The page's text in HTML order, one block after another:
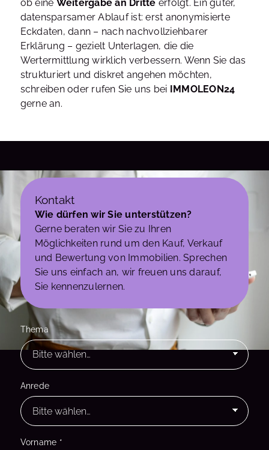
ob eine Weitergabe an Dritte erfolgt. Ein guter,
datensparsamer Ablauf ist: erst anonymisierte
Eckdaten, dann – nach nachvollziehbarer
Erklärung – gezielt Unterlagen, die die
Wertermittlung wirklich verbessern. Wenn Sie das
strukturiert und diskret angehen möchten,
schreiben oder rufen Sie uns bei
IMMOLEON24
gerne an.
Kontakt
Wie dürfen wir Sie unterstützen?
Gerne beraten wir Sie zu Ihren
Möglichkeiten rund um den Kauf, Verkauf
und Bewertung von Immobilien. Sprechen
Sie uns einfach an, wir freuen uns darauf,
Sie kennenzulernen.
Thema
Anrede
Vorname *